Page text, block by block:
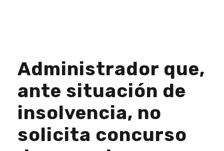
Administrador que,
ante situación de
insolvencia, no
solicita concurso